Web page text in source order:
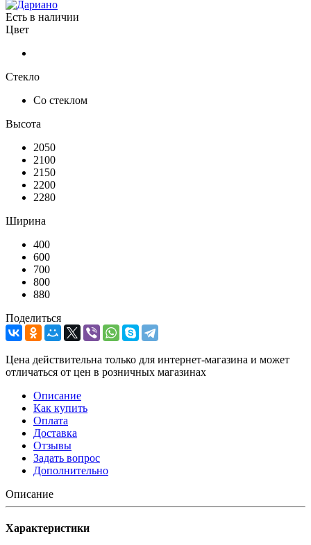
Есть в наличии
Цвет
Стекло
Со стеклом
Высота
2050
2100
2150
2200
2280
Ширина
400
600
700
800
880
Поделиться
Цена действительна только для интернет-магазина и может
отличаться от цен в розничных магазинах
Описание
Как купить
Оплата
Доставка
Отзывы
Задать вопрос
Дополнительно
Описание
Характеристики